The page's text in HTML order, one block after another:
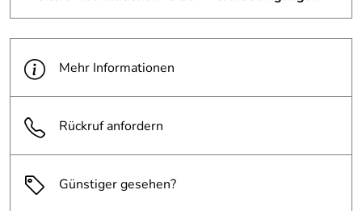
Mehr Informationen
Rückruf anfordern
Günstiger gesehen?